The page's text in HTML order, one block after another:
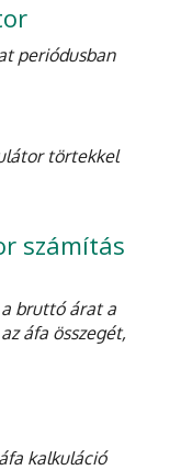
periódusban
törtekkel
számítás
a bruttó árat a
áfa összegét,
kalkuláció